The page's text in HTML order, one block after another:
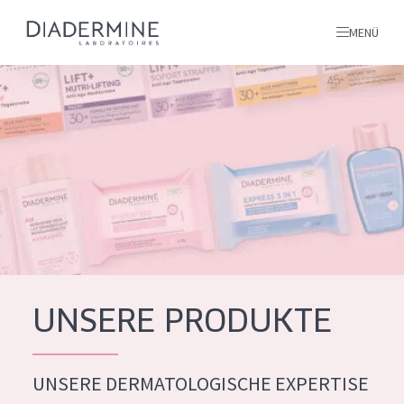
PRODUKTTYP
ALLE PRODUKTE
Alle produkte
MENÜ
inhaltsstoffe
Über uns
Inspiration
Kontakt
French
UNSERE PRODUKTE
UNSERE DERMATOLOGISCHE EXPERTISE